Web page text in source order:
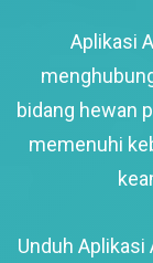
Aplikasi
bidang hewan
memenuhi
Unduh Aplikasi